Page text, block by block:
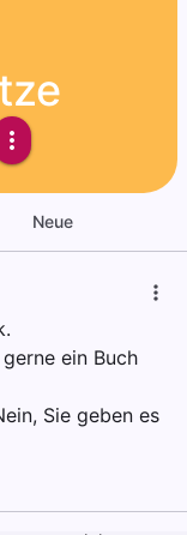
Neue
ein Buch
Sie geben es